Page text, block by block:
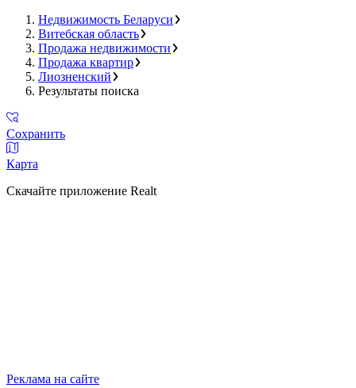
Недвижимость Беларуси
Витебская область
Продажа недвижимости
Продажа квартир
Лиозненский
Результаты поиска
Сохранить
Карта
Скачайте приложение Realt
Реклама на сайте